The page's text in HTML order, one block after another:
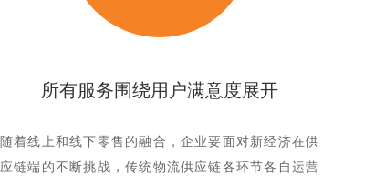
所有服务围绕用户满意度展开
随着线上和线下零售的融合，企业要面对新经济在供
应链端的不断挑战，传统物流供应链各环节各自运营